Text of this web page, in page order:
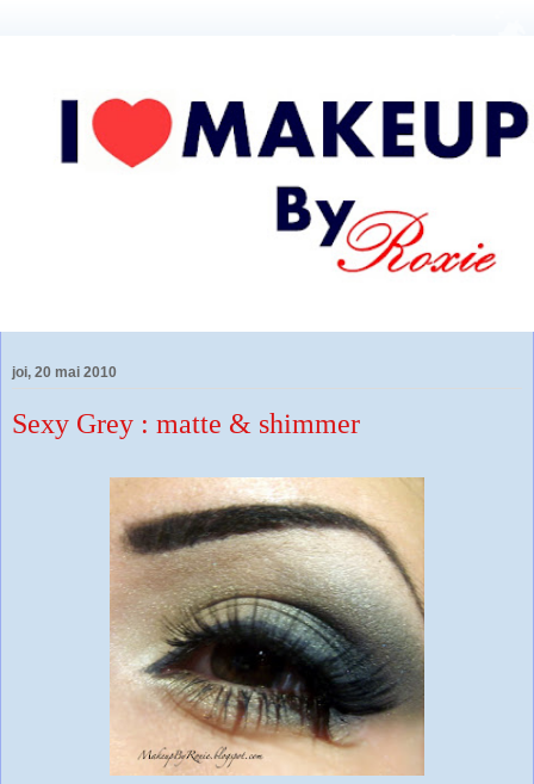
joi, 20 mai 2010
Sexy Grey : matte & shimmer